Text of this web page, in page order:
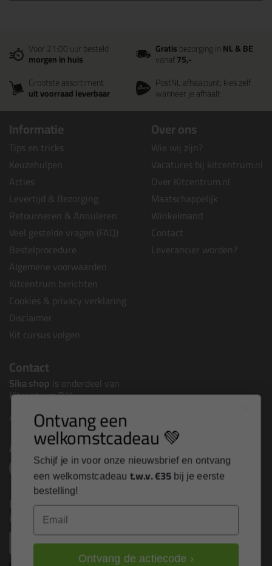
Voor 21:00 uur besteld
morgen in huis
Gratisbezorging inNL & BE
vanaf75,-
Grootste assortiment
uit voorraad leverbaar
PostNL afhaalpunt: kies zelf
wanneer je afhaalt
Informatie
Tips en tricks
Keuzehulpen
Acties
Levertijd & Bezorging
Retourneren & Annuleren
Veel gestelde vragen (FAQ)
Bestelprocedure
Algemene voorwaarden
Kitcentrum berichten
Cookies & privacy verklaring
Disclaimer
Kit cursus volgen
Over ons
Wie wij zijn?
Vacatures bij kitcentrum.nl
Over Kitcentrum.nl
Maatschappelijk
Winkelmand
Contact
Leverancier worden?
Contact
Sika shop is onderdeel van
Kitcentrum B.V.
Alle contactgegevens >
Altijd op de hoogte blijven?
Nieuws, tips en exclusieve deals rechtstreeks in je
inbox
Ontvang een
welkomstcadeau 💚
Schijf je in voor onze nieuwsbrief en ontvang
een welkomstcadeau t.w.v. €35 bij je eerste
bestelling!
Ontvang de actiecode ›